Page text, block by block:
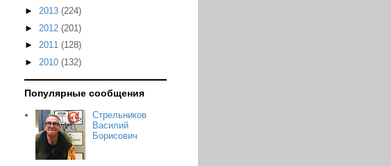
► 2013 (224)
► 2012 (201)
► 2011 (128)
► 2010 (132)
Популярные сообщения
Стрельников
Василий
Борисович